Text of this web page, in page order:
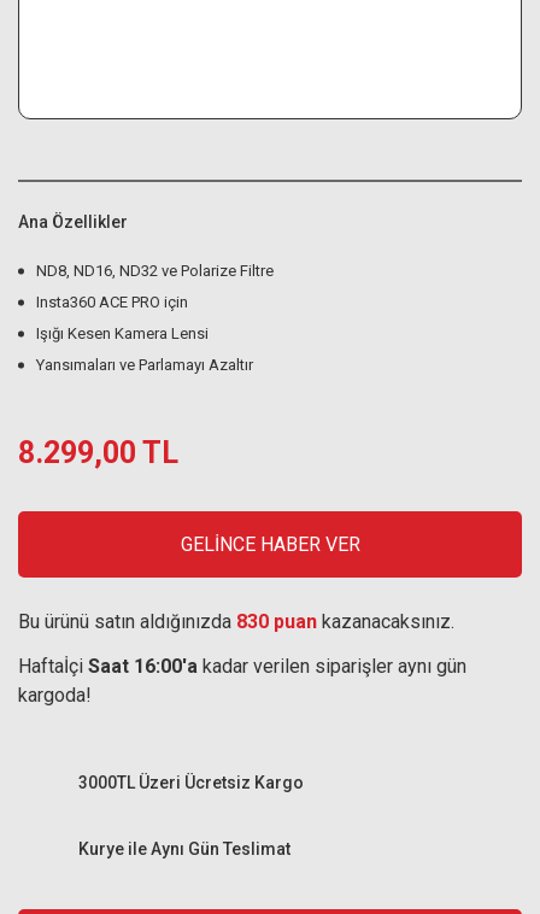
Ana Özellikler
ND8, ND16, ND32 ve Polarize Filtre
Insta360 ACE PRO için
Işığı Kesen Kamera Lensi
Yansımaları ve Parlamayı Azaltır
8.299,00 TL
GELİNCE HABER VER
Bu ürünü satın aldığınızda 830 puan kazanacaksınız.
Haftaİçi Saat 16:00'a kadar verilen siparişler aynı gün
kargoda!
Kurye ile Aynı Gün Teslimat
3000TL Üzeri Ücretsiz Kargo